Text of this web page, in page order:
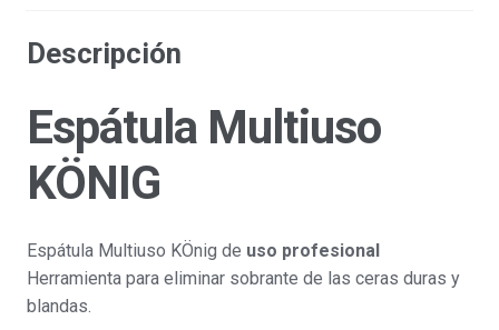
Descripción
Espátula Multiuso
KÖNIG
Espátula Multiuso KÖnig de uso profesional
Herramienta para eliminar sobrante de las ceras duras y
blandas.